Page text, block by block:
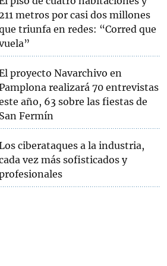
metros por casi dos millones
triunfa en redes: “Corred que
proyecto Navarchivo en
realizará 70 entrevistas
año, 63 sobre las fiestas de
San Fermín
ciberataques a la industria,
vez más sofisticados y